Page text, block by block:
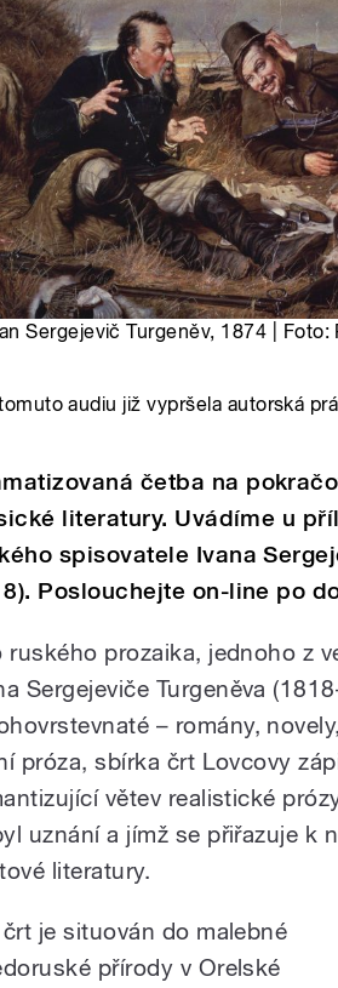
Sergejevič Turgeněv, 1874 | Foto:
audiu již vypršela autorská
četba na
literatury. Uvádíme u
spisovatele Ivana
Poslouchejte on-line po
ruského prozaika, jednoho z
Sergejeviče Turgeněva
– romány,
próza, sbírka črt Lovcovy
větev realistické
uznání a jímž se přiřazuje k
literatury.
črt je situován do malebné
přírody v Orelské